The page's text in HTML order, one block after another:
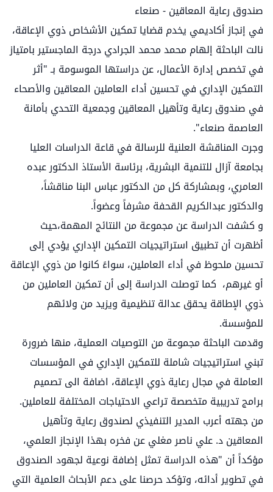
صندوق رعاية المعاقين - صنعاء
في إنجاز أكاديمي يخدم قضايا تمكين الأشخاص ذوي الإعاقة،
نالت الباحثة إلهام محمد محمد الجرادي درجة الماجستير بامتياز
في تخصص إدارة الأعمال، عن دراستها الموسومة بـ "أثر
التمكين الإداري في تحسين أداء العاملين المعاقين والأصحاء
في صندوق رعاية وتأهيل المعاقين وجمعية التحدي بأمانة
العاصمة صنعاء".
وجرت المناقشة العلنية للرسالة في قاعة الدراسات العليا
بجامعة آزال للتنمية البشرية، برئاسة الأستاذ الدكتور عبده
العامري، وبمشاركة كل من الدكتور عباس البنا مناقشاً،
والدكتور عبدالكريم القحفة مشرفاً وعضواً.
و كشفت الدراسة عن مجموعة من النتائج المهمة،حيث
أظهرت أن تطبيق استراتيجيات التمكين الإداري يؤدي إلى
تحسين ملحوظ في أداء العاملين، سواءً كانوا من ذوي الإعاقة
أو غيرهم، كما توصلت الدراسة إلى أن تمكين العاملين من
ذوي الإطاقة يحقق عدالة تنظيمية ويزيد من ولائهم
للمؤسسة.
وقدمت الباحثة مجموعة من التوصيات العملية، منها ضرورة
تبني استراتيجيات شاملة للتمكين الإداري في المؤسسات
العاملة في مجال رعاية ذوي الإعاقة، اضافة الى تصميم
برامج تدريبية متخصصة تراعي الاحتياجات المختلفة للعاملين.
من جهته أعرب المدير التنفيذي لصندوق رعاية وتأهيل
المعاقين د. علي ناصر مغلي عن فخره بهذا الإنجاز العلمي،
مؤكداً أن "هذه الدراسة تمثل إضافة نوعية لجهود الصندوق
في تطوير أدائه، وتؤكد حرصنا على دعم الأبحاث العلمية التي